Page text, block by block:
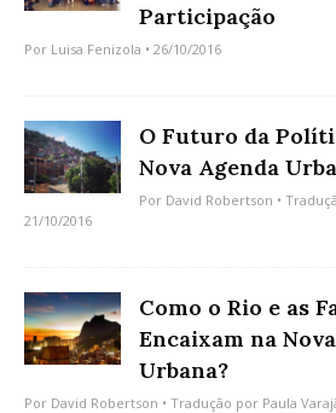
Participação
Por Luisa Fenizola • 26/10/2016
O Futuro da
Nova Agenda
Por David Robertson •
21/10/2016
Como o Rio e as
Encaixam na
Urbana?
Por David Robertson • Tradução por Paula